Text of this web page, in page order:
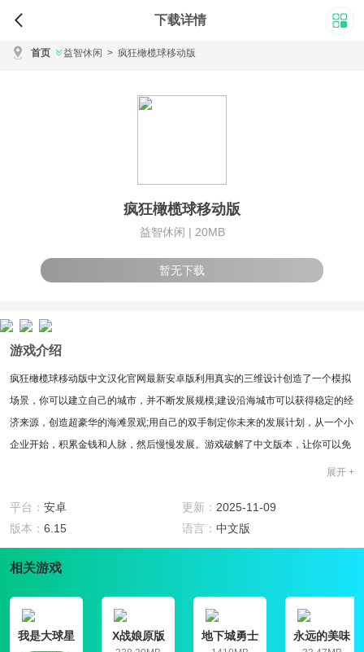
下载详情
首页 益智休闲 > 疯狂橄榄球移动版
疯狂橄榄球移动版
益智休闲 | 20MB
暂无下载
游戏介绍
疯狂橄榄球移动版中文汉化官网最新安卓版利用真实的三维设计创造了一个模拟
场景，你可以建立自己的城市，并不断发展规模;建设沿海城市可以获得稳定的经
济来源，创造超豪华的海滩景观;用自己的双手制定你未来的发展计划，从一个小
企业开始，积累金钱和人脉，然后慢慢发展。游戏破解了中文版本，让你可以免
1、如果你想经营自己的行业，你需要在业务发展上小心谨慎，不能随便选择;
2、疯狂橄榄球移动版可以把自己的办公楼建成自己的办公室，并不断发展;
疯狂橄榄球移动版中有许多独立的方式，你可以开发房地产，或者你可以选择开
业计划。
展开 +
平台： 安卓 更新： 2025-11-09
版本： 6.15 语言： 中文版
相关游戏
我是大球星
X战娘原版
地下城勇士
永远的美味